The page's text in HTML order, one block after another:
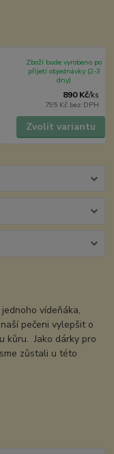
890 Kč/ks
795 Kč bez DPH
Zboží bude vyrobeno po
přijetí objednávky (2-3
dny)
Zvolit variantu
vídeňáka,
pečeni vylepšit o
kůru. Jako dárky pro
zůstali u této